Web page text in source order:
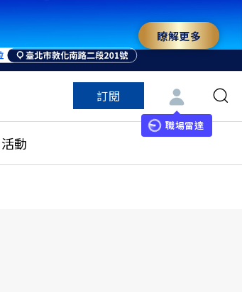
瞭解更多
訂閱
職場雷達
活動
特色頻道